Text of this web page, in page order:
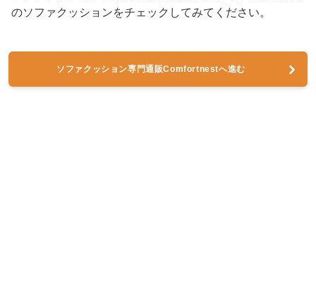
のソファクッションをチェックしてみてください。
ソファクッション専門通販Comfortnestへ進む